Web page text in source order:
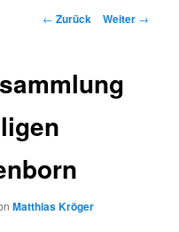
Beitrags-
← Zurück Weiter →
Matthias Kröger